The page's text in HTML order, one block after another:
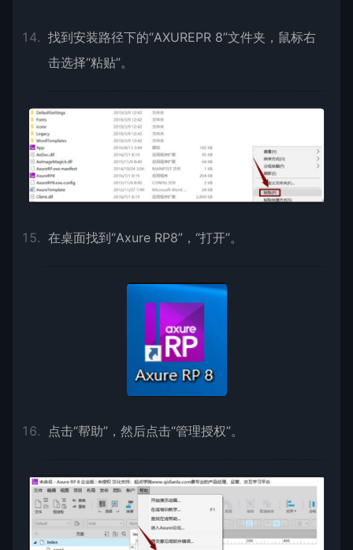
找到安装路径下的“AXUREPR 8”文件夹，鼠标右
击选择“粘贴”。
在桌面找到“Axure RP8”，“打开”。
点击“帮助”，然后点击“管理授权”。